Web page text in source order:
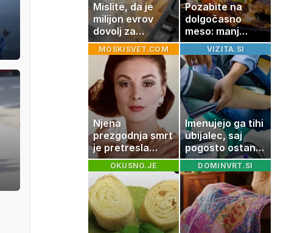
Mislite, da je
milijon evrov
dovolj za
sanjsko
stanovanje? Te
številke so
šokirale Evropo
Pozabite na
dolgočasno
meso: manj
maščobe, več
svežine
MOSKISVET.COM
Njena
prezgodnja smrt
je pretresla
modni svet: za
slavo se je
skrivala
tragedija
VIZITA.SI
Imenujejo ga tihi
ubijalec, saj
pogosto ostane
neopažen:
nenavadni
simptomi
visokega
holesterola
OKUSNO.JE DOMINVRT.SI